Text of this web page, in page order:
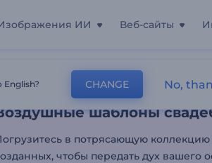
ИИ Веб-сайты
Шаблоны Видео-Приглашения
шаблоны
в потрясающую
чтобы передать дух вашего
CHANGE No,